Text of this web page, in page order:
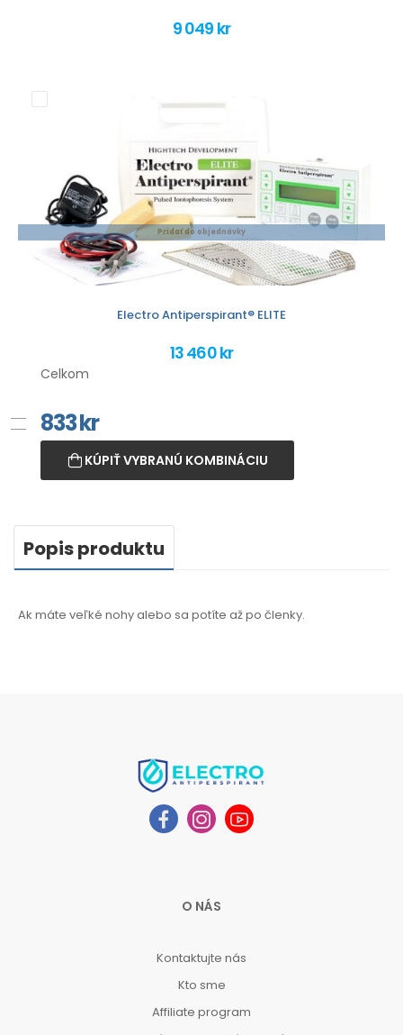
9 049 kr
Pridať do objednávky
Electro Antiperspirant® ELITE
13 460 kr
Celkom
833kr
KÚPIŤ VYBRANÚ KOMBINÁCIU
Popis produktu
Ak máte veľké nohy alebo sa potíte až po členky.
O NÁS
Kontaktujte nás
Kto sme
Affiliate program